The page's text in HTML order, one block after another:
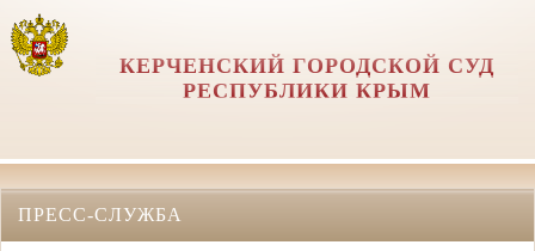
КЕРЧЕНСКИЙ ГОРОДСКОЙ СУД
РЕСПУБЛИКИ КРЫМ
ПРЕСС-СЛУЖБА